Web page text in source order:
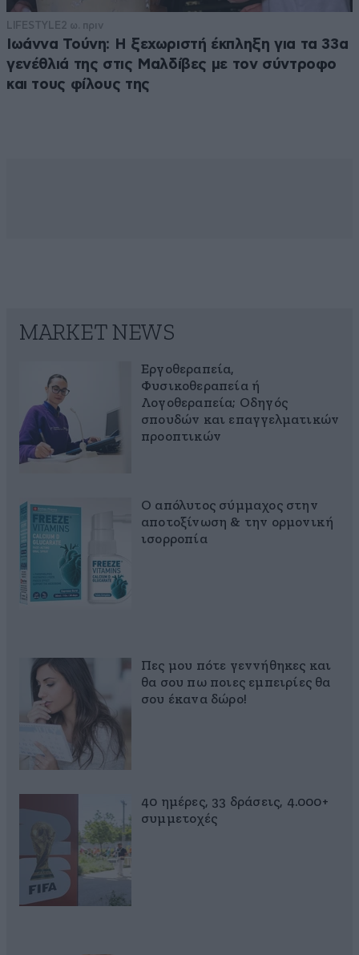
LIFESTYLE2 ω. πριν
Ιωάννα Τούνη: Η ξεχωριστή έκπληξη για τα 33α
γενέθλιά της στις Μαλδίβες με τον σύντροφο
και τους φίλους της
MARKET NEWS
Εργοθεραπεία,
Φυσικοθεραπεία ή
Λογοθεραπεία; Οδηγός
σπουδών και επαγγελματικών
προοπτικών
Ο απόλυτος σύμμαχος στην
αποτοξίνωση & την ορμονική
ισορροπία
Πες μου πότε γεννήθηκες και
θα σου πω ποιες εμπειρίες θα
σου έκανα δώρο!
40 ημέρες, 33 δράσεις, 4.000+
συμμετοχές